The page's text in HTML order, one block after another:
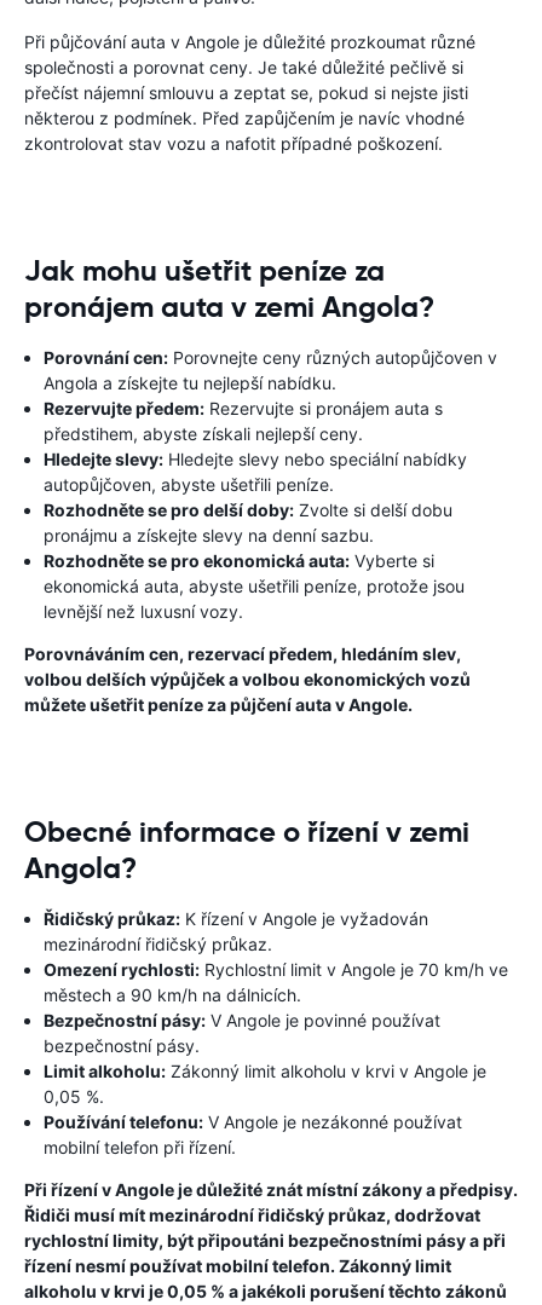
Při půjčování auta v Angole je důležité prozkoumat různé
společnosti a porovnat ceny. Je také důležité pečlivě si
přečíst nájemní smlouvu a zeptat se, pokud si nejste jisti
některou z podmínek. Před zapůjčením je navíc vhodné
zkontrolovat stav vozu a nafotit případné poškození.
Jak mohu ušetřit peníze za
pronájem auta v zemi Angola?
Porovnání cen: Porovnejte ceny různých autopůjčoven v
Angola a získejte tu nejlepší nabídku.
Rezervujte předem: Rezervujte si pronájem auta s
předstihem, abyste získali nejlepší ceny.
Hledejte slevy: Hledejte slevy nebo speciální nabídky
autopůjčoven, abyste ušetřili peníze.
Rozhodněte se pro delší doby: Zvolte si delší dobu
pronájmu a získejte slevy na denní sazbu.
Rozhodněte se pro ekonomická auta: Vyberte si
ekonomická auta, abyste ušetřili peníze, protože jsou
levnější než luxusní vozy.
Porovnáváním cen, rezervací předem, hledáním slev,
volbou delších výpůjček a volbou ekonomických vozů
můžete ušetřit peníze za půjčení auta v Angole.
Obecné informace o řízení v zemi
Angola?
Řidičský průkaz: K řízení v Angole je vyžadován
mezinárodní řidičský průkaz.
Omezení rychlosti: Rychlostní limit v Angole je 70 km/h ve
městech a 90 km/h na dálnicích.
Bezpečnostní pásy: V Angole je povinné používat
bezpečnostní pásy.
Limit alkoholu: Zákonný limit alkoholu v krvi v Angole je
0,05 %.
Používání telefonu: V Angole je nezákonné používat
mobilní telefon při řízení.
Při řízení v Angole je důležité znát místní zákony a předpisy.
Řidiči musí mít mezinárodní řidičský průkaz, dodržovat
rychlostní limity, být připoutáni bezpečnostními pásy a při
řízení nesmí používat mobilní telefon. Zákonný limit
alkoholu v krvi je 0,05 % a jakékoli porušení těchto zákonů